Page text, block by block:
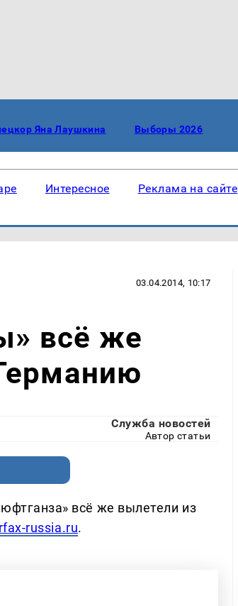
Яна Лаушкина Выборы 2026
Интересное Реклама на сайте
03.04.2014, 10:17
всё же
Служба новостей
Автор статьи
всё же вылетели из
russia.ru.